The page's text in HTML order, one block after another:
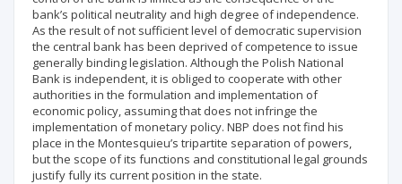
bank’s political neutrality and high degree of independence.
As the result of not sufficient level of democratic supervision
the central bank has been deprived of competence to issue
generally binding legislation. Although the Polish National
Bank is independent, it is obliged to cooperate with other
authorities in the formulation and implementation of
economic policy, assuming that does not infringe the
implementation of monetary policy. NBP does not find his
place in the Montesquieu’s tripartite separation of powers,
but the scope of its functions and constitutional legal grounds
justify fully its current position in the state.